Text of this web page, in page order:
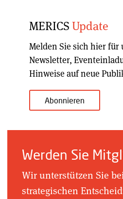
MERICSUpdate
Melden Sie sich hier für
Newsletter,
Hinweise auf neue
Abonnieren
Werden Sie
Wir unterstützen Sie
strategischen